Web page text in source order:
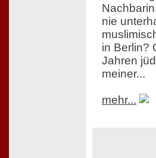
nie
in Berlin?
Jahren
meiner...
mehr...